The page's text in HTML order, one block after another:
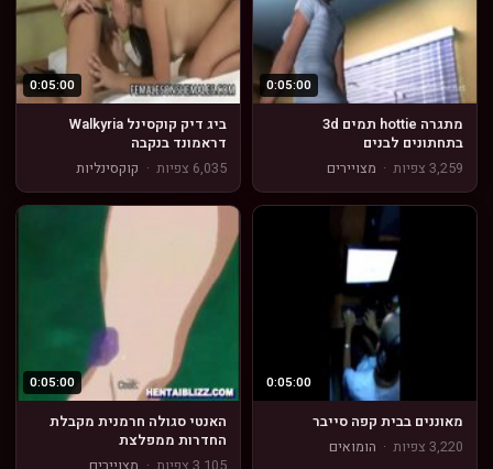
0:05:00
מתגרה hottie תמים 3d
בתחתונים לבנים
3,259 צפיות
· מצויירים
0:05:00
ביג דיק קוקסינל Walkyria
דראמונד בנקבה
6,035 צפיות
· קוקסינליות
0:05:00
מאוננים בבית קפה סייבר
3,220 צפיות
· הומואים
0:05:00
האנטי סגולה חרמנית מקבלת
החדרות ממפלצת